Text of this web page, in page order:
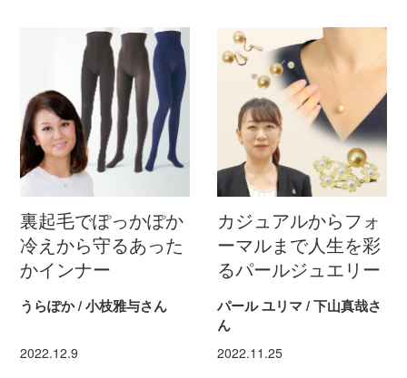
裏起毛でぽっかぽか
冷えから守るあった
かインナー
うらぽか / 小枝雅与さん
2022.12.9
カジュアルからフォ
ーマルまで人生を彩
るパールジュエリー
パール ユリマ / 下山真哉さ
ん
2022.11.25